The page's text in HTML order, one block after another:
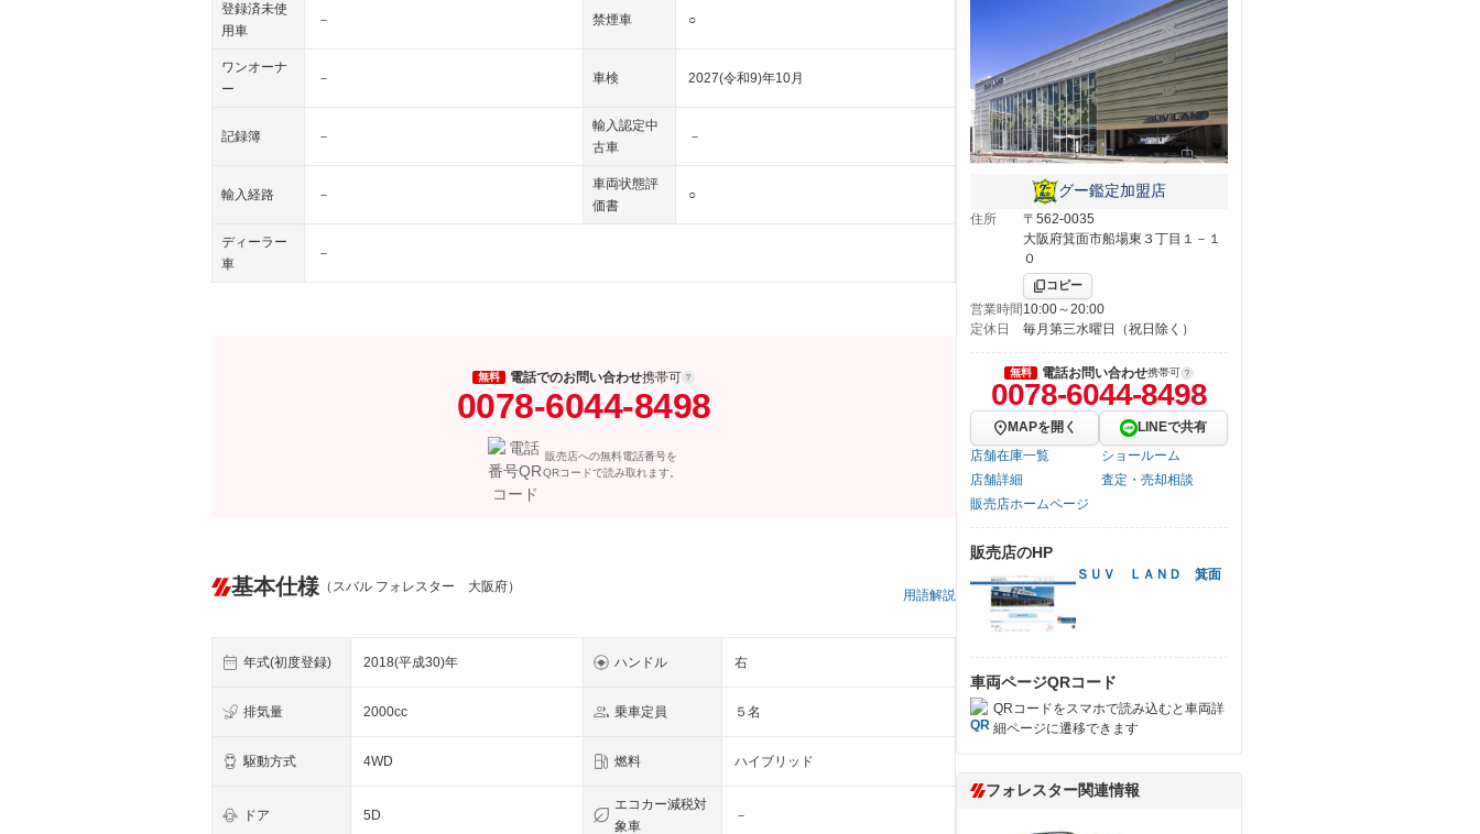
登録済未使
用車
－ 禁煙車 ○
ワンオーナ
ー
－ 車検 2027(令和9)年10月
記録簿 －
輸入認定中
古車
－
輸入経路 －
車両状態評
価書
○
ディーラー
車
－
無料 電話でのお問い合わせ携帯可
0078-6044-8498
販売店への無料電話番号を
QRコードで読み取れます。
基本仕様 （スバル フォレスター 大阪府）
用語解説
年式(初度登録) 2018(平成30)年 ハンドル 右
排気量 2000cc 乗車定員 ５名
駆動方式 4WD 燃料 ハイブリッド
ドア 5D
エコカー減税対
象車
－
グー鑑定加盟店
住所
〒562-0035
大阪府箕面市船場東３丁目１－１
０
コピー
営業時間10:00～20:00
定休日
毎月第三水曜日（祝日除く）
無料 電話お問い合わせ携帯可
0078-6044-8498
MAPを開く
LINEで共有
店舗在庫一覧
ショールーム
店舗詳細
査定・売却相談
販売店ホームページ
販売店のHP
ＳＵＶ ＬＡＮＤ 箕面
車両ページQRコード
QRコードをスマホで読み込むと車両詳
細ページに遷移できます
フォレスター関連情報